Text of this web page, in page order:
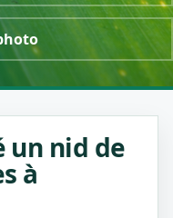
un nid de
à